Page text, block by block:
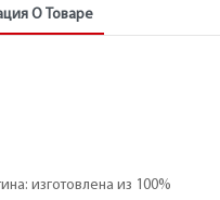
О Товаре
изготовлена ​​из 100%